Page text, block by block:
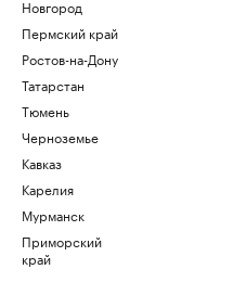
Новгород
Пермский край
Ростов-на-Дону
Татарстан
Тюмень
Черноземье
Кавказ
Карелия
Мурманск
Приморский
край